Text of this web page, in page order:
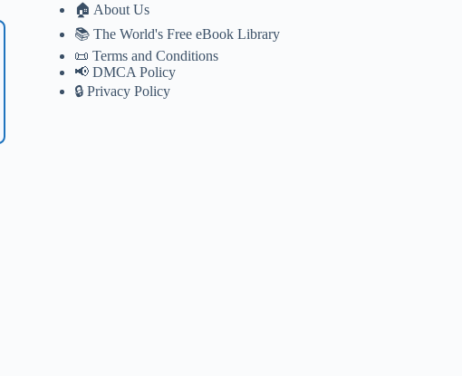
🏠 About Us
📚 The World's Free eBook Library
📜 Terms and Conditions
📢 DMCA Policy
🔒 Privacy Policy